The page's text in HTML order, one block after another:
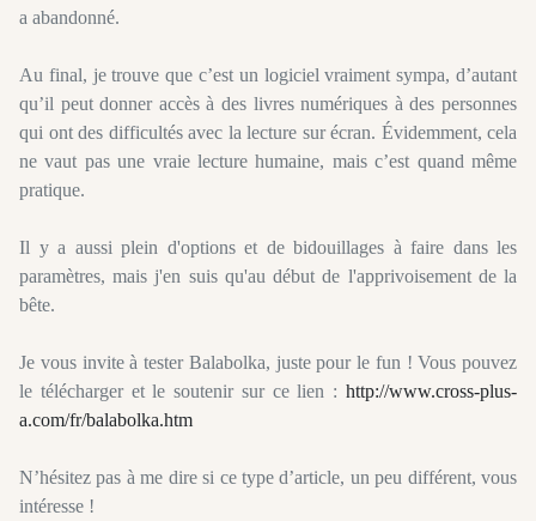
a abandonné.
Au final, je trouve que c’est un logiciel vraiment sympa, d’autant
qu’il peut donner accès à des livres numériques à des personnes
qui ont des difficultés avec la lecture sur écran. Évidemment, cela
ne vaut pas une vraie lecture humaine, mais c’est quand même
pratique.
Il y a aussi plein d'options et de bidouillages à faire dans les
paramètres, mais j'en suis qu'au début de l'apprivoisement de la
bête.
Je vous invite à tester Balabolka, juste pour le fun ! Vous pouvez
le télécharger et le soutenir sur ce lien : http://www.cross-plus-
a.com/fr/balabolka.htm
N’hésitez pas à me dire si ce type d’article, un peu différent, vous
intéresse !